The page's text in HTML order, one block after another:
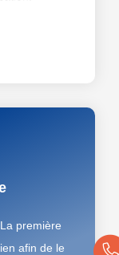
première
afin de le